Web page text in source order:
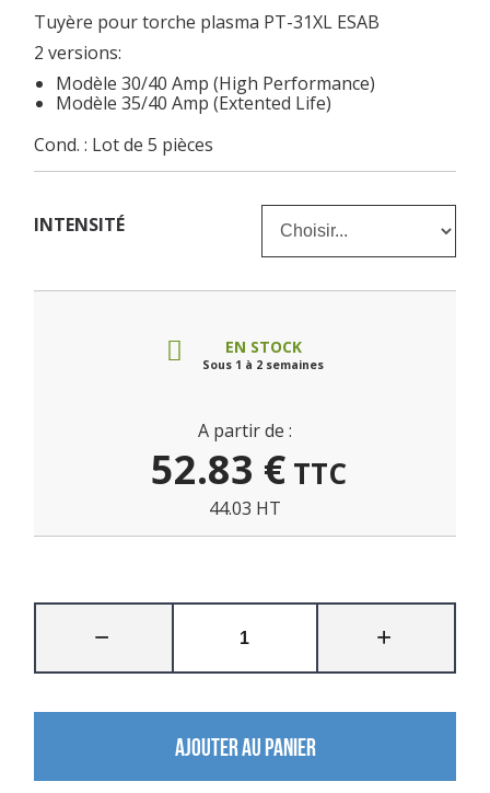
Tuyère pour torche plasma PT-31XL ESAB
2 versions:
Modèle 30/40 Amp (High Performance)
Modèle 35/40 Amp (Extented Life)
Cond. : Lot de 5 pièces
INTENSITÉ
EN STOCK
Sous 1 à 2 semaines
A partir de :
52.83 € TTC
44.03 HT
AJOUTER AU PANIER